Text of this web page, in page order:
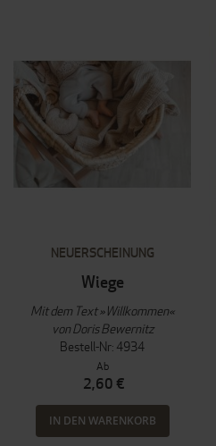
NEUERSCHEINUNG
Wiege
Mit dem Text »Willkommen«
von Doris Bewernitz
Bestell-Nr: 4934
Ab
2,60 €
IN DEN WARENKORB